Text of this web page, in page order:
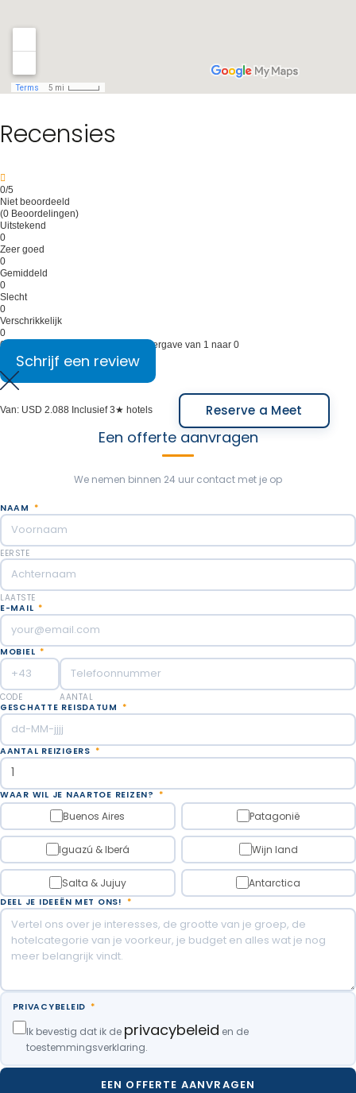
Maaltijden inbegrepen: Ontbijt , Lunchpakket.
rug-, heup-, enkel- of knieproblemen.
Maaltijden inbegrepen: Ontbijt, Lunchpakket.
Recensies
0/5
Niet beoordeeld
(0 Beoordelingen)
Uitstekend
0
Zeer goed
0
Gemiddeld
0
Slecht
0
Verschrikkelijk
0
0 beoordelingen op deze Tour - Weergave van 1 naar 0
Schrijf een review
Van: USD 2.088 Inclusief 3★ hotels Reserve a Meet
Een offerte aanvragen
We nemen binnen 24 uur contact met je op
NAAM *
EERSTE
LAATSTE
E-MAIL *
MOBIEL *
CODE
AANTAL
GESCHATTE REISDATUM *
AANTAL REIZIGERS *
WAAR WIL JE NAARTOE REIZEN? *
Buenos Aires Patagonië
Iguazú & Iberá Wijn land
Salta & Jujuy Antarctica
DEEL JE IDEEËN MET ONS! *
PRIVACYBELEID *
Ik bevestig dat ik de privacybeleid en de
toestemmingsverklaring.
EEN OFFERTE AANVRAGEN